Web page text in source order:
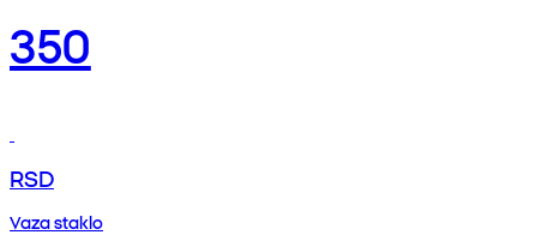
350
RSD
Vaza staklo